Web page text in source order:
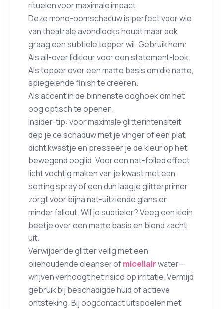
rituelen voor maximale impact
Deze mono-oomschaduw is perfect voor wie
van theatrale avondlooks houdt maar ook
graag een subtiele topper wil. Gebruik hem:
Als all-over lidkleur voor een statement-look.
Als topper over een matte basis om die natte,
spiegelende finish te creëren.
Als accent in de binnenste ooghoek om het
oog optisch te openen.
Insider-tip: voor maximale glitterintensiteit
dep je de schaduw met je vinger of een plat,
dicht kwastje en presseer je de kleur op het
bewegend ooglid. Voor een nat-foiled effect
licht vochtig maken van je kwast met een
setting spray of een dun laagje glitterprimer
zorgt voor bijna nat-uitziende glans en
minder fallout. Wil je subtieler? Veeg een klein
beetje over een matte basis en blend zacht
uit.
Verwijder de glitter veilig met een
oliehoudende cleanser ofmicellairwater—
wrijven verhoogt het risico op irritatie. Vermijd
gebruik bij beschadigde huid of actieve
ontsteking. Bij oogcontact uitspoelen met